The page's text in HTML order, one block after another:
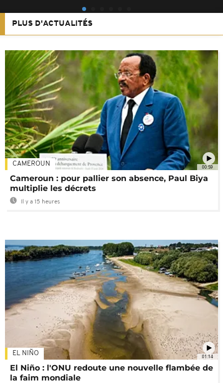
PLUS D'ACTUALITÉS
00:59
CAMEROUN
Cameroun : pour pallier son absence, Paul Biya
multiplie les décrets
Il y a 15 heures
01:14
EL NIÑO
El Niño : l'ONU redoute une nouvelle flambée de
la faim mondiale